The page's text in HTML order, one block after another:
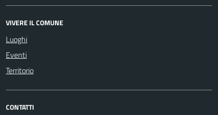
VIVERE IL COMUNE
Luoghi
Eventi
Territorio
CONTATTI